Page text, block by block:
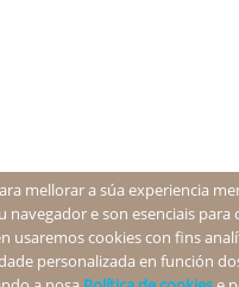
mellorar a súa experiencia
navegador e son esenciais
usaremos cookies con fins
personalizada en función